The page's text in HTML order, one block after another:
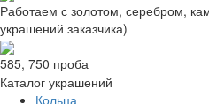
Работаем с золотом, серебром,
украшений заказчика)
585, 750 проба
Каталог украшений
Кольца